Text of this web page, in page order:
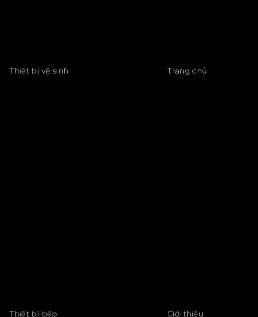
Thiết bị vệ sinh
Thiết bị bếp
Trang chủ
Giới thiệu